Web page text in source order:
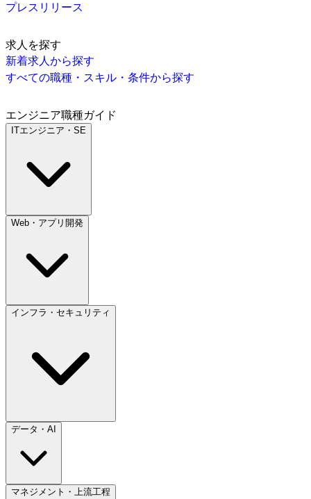
プレスリリース
求人を探す
新着求人から探す
すべての職種・スキル・条件から探す
エンジニア職種ガイド
ITエンジニア・SE
Web・アプリ開発
インフラ・セキュリティ
データ・AI
マネジメント・上流工程